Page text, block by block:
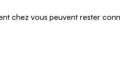
chez vous peuvent rester